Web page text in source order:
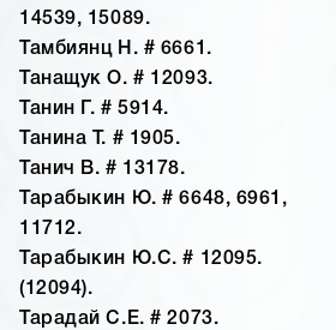
14539, 15089.
Тамбиянц Н. # 6661.
Танащук О. # 12093.
Танин Г. # 5914.
Танина Т. # 1905.
Танич В. # 13178.
Тарабыкин Ю. # 6648, 6961,
11712.
Тарабыкин Ю.С. # 12095.
(12094).
Тарадай С.Е. # 2073.